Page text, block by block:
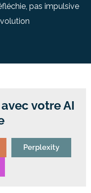
pas impulsive
votre AI
Perplexity